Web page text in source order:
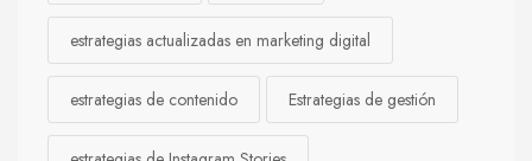
estrategias actualizadas en marketing digital
estrategias de contenido Estrategias de gestión